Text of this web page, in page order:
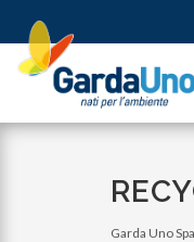
Gardauno
Spa
Garda Uno Spa